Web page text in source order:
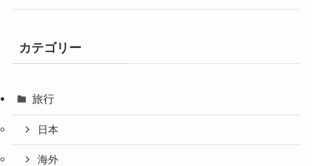
カテゴリー
旅行
日本
海外